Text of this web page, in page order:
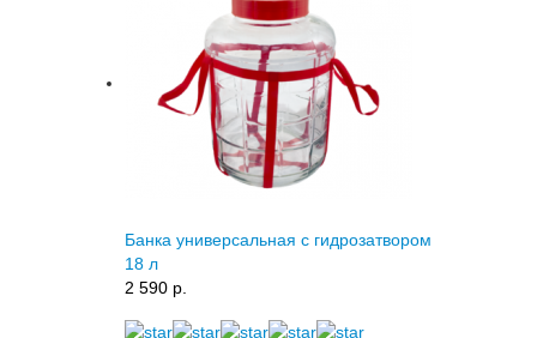
Банка универсальная с гидрозатвором
18 л
2 590 p.